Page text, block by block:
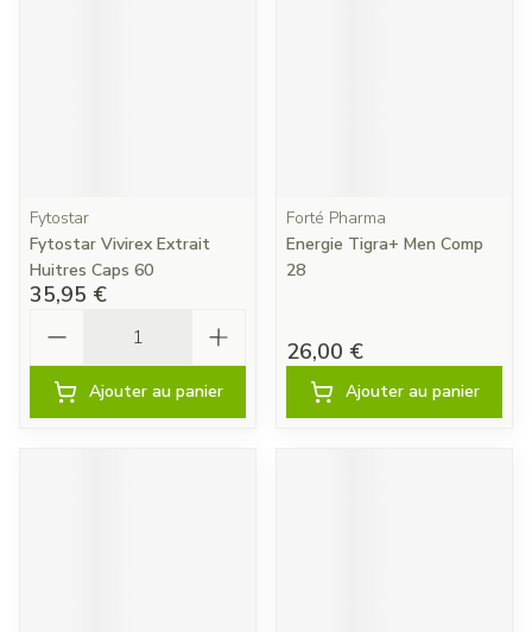
Fytostar
Fytostar Vivirex Extrait
Huitres Caps 60
35,95 €
Ajouter au panier
Forté Pharma
Energie Tigra+ Men Comp
28
26,00 €
Ajouter au panier